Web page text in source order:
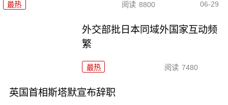
最热 阅读 8800 06-29
外交部批日本同域外国家互动频
繁
最热 阅读 7480
英国首相斯塔默宣布辞职